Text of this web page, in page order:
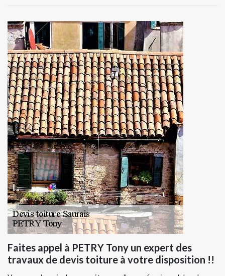
Faites appel à PETRY Tony un expert des
travaux de devis toiture à votre disposition !!